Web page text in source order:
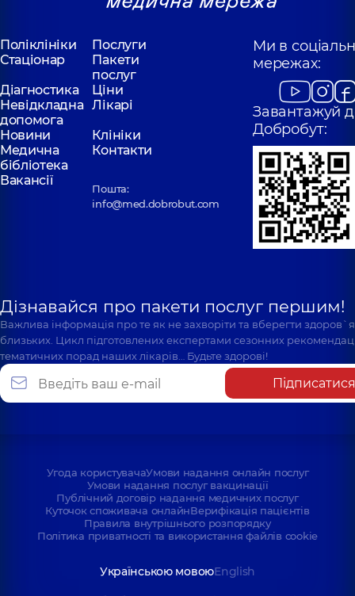
Поліклініки
Послуги
Стаціонар
Пакети
послуг
Діагностика
Ціни
Невідкладна
допомога
Лікарі
Новини
Клініки
Медична
бібліотека
Контакти
Вакансії
Пошта:
info@med.dobrobut.com
Ми в
мережах:
Завантажуй
Добробут:
Дізнавайся про пакети послуг першим!
Важлива інформація про те як не захворіти та вберегти
близьких. Цикл підготовлених експертами сезонних
тематичних порад наших лікарів… Будьте здорові!
Підписатися
Угода користувачаУмови надання онлайн послуг
Умови надання послуг вакцинації
Публічний договір надання медичних послуг
Куточок споживача онлайнВерифікація пацієнтів
Правила внутрішнього розпорядку
Політика приватності та використання файлів cookie
Українською мовоюEnglish